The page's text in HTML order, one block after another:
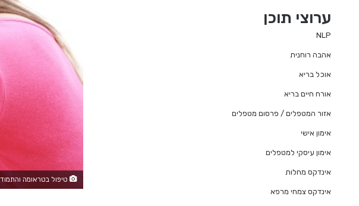
טיפול בטראומה
ערוצי תוכן
NLP
אהבה רוחנית
אוכל בריא
אורח חיים בריא
אזור המטפלים / פרסום מטפלים
אימון אישי
אימון עיסקי למטפלים
אינדקס מחלות
אינדקס צמחי מרפא